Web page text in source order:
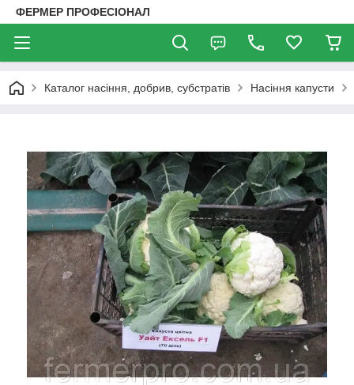
ФЕРМЕР ПРОФЕСІОНАЛ
Каталог насіння, добрив, субстратів Насіння капусти